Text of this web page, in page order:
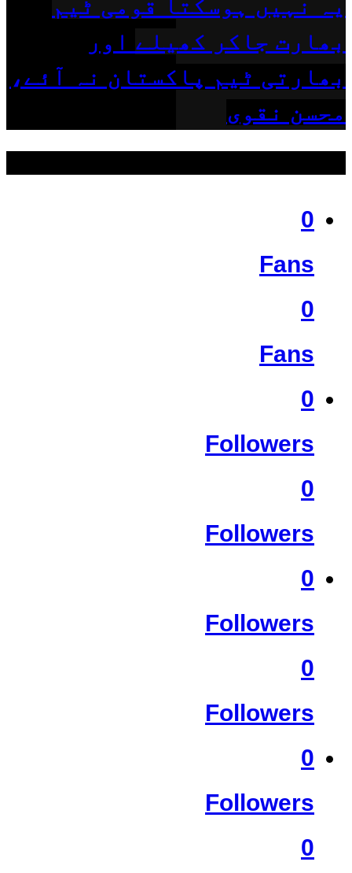
یہ نہیں ہوسکتا قومی ٹیم
بھارت جاکر کھیلے اور
بھارتی ٹیم پاکستان نہ آئے،
محسن نقوی
0
Fans
0
Fans
0
Followers
0
Followers
0
Followers
0
Followers
0
Followers
0